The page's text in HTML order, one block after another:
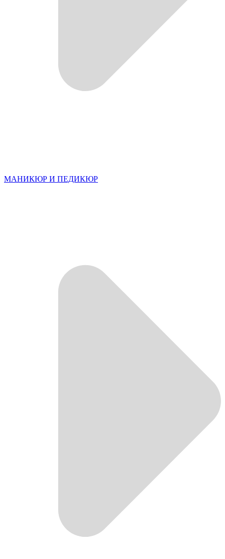
МАНИКЮР И ПЕДИКЮР